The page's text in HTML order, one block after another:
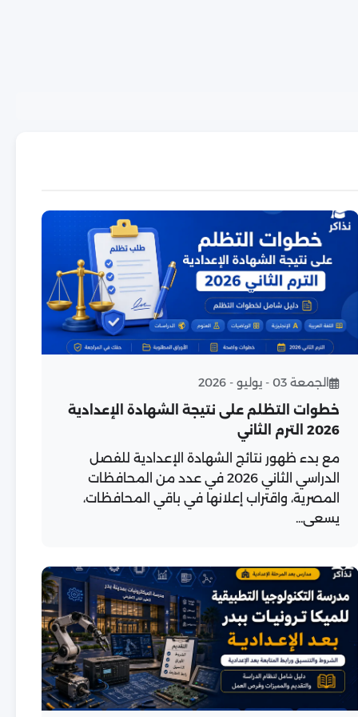
الجمعة 03 - يوليو - 2026
خطوات التظلم على نتيجة الشهادة الإعدادية
2026 الترم الثاني
مع بدء ظهور نتائج الشهادة الإعدادية للفصل
الدراسي الثاني 2026 في عدد من المحافظات
المصرية، واقتراب إعلانها في باقي المحافظات،
يسعى...